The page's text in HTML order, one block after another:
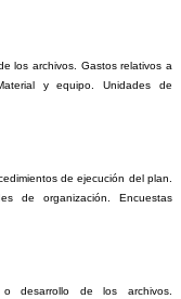
los archivos. Gastos relativos a
y equipo. Unidades de
de ejecución del plan.
de organización. Encuestas
o desarrollo de los archivos.